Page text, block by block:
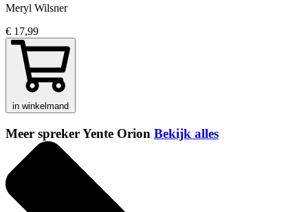
Meryl Wilsner
€ 17,99
in winkelmand
Meer spreker Yente Orion Bekijk alles